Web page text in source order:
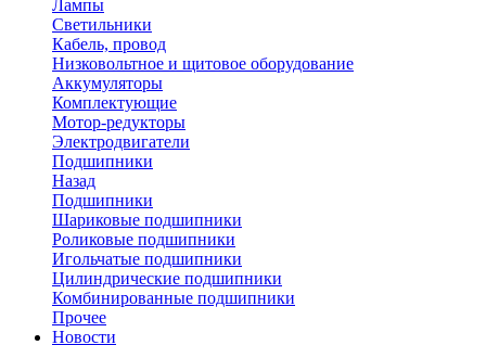
Лампы
Светильники
Кабель, провод
Низковольтное и щитовое оборудование
Аккумуляторы
Комплектующие
Мотор-редукторы
Электродвигатели
Подшипники
Назад
Подшипники
Шариковые подшипники
Роликовые подшипники
Игольчатые подшипники
Цилиндрические подшипники
Комбинированные подшипники
Прочее
Новости